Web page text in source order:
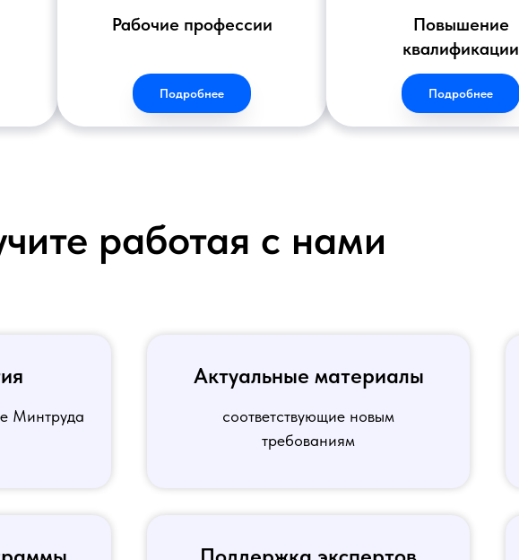
Рабочие профессии
Подробнее
Повышение
квалификации
Подробнее
работая с нами
Минтруда
Актуальные материалы
соответствующие новым
требованиям